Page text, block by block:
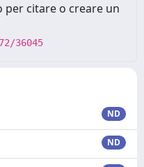
citare o creare un
36045
ND
ND